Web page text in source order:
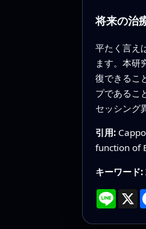
将来の治
平たく言え
ます。本研
復できるこ
プであるこ
セッシング
引用:
function of
キーワード:
Line X